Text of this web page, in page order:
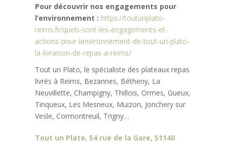
Pour découvrir nos engagements pour
l’environnement : https://toutunplato-
reims.fr/quels-sont-les-engagements-et-
actions-pour-lenvironnement-de-tout-un-plato-
la-livraison-de-repas-a-reims/
Tout un Plato, le spécialiste des plateaux repas
livrés à Reims, Bezannes, Bétheny, La
Neuvillette, Champigny, Thillois, Ormes, Gueux,
Tinqueux, Les Mesneux, Muizon, Jonchery sur
Vesle, Cormontreuil, Trigny…
Tout un Plato, 54 rue de la Gare, 51140